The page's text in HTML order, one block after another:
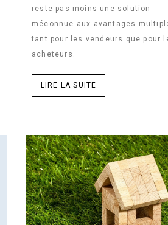
reste pas moins une solution
méconnue aux avantages
tant pour les vendeurs que pour
acheteurs.
LIRE LA SUITE